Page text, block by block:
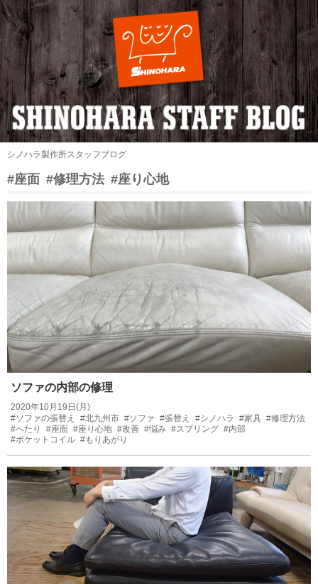
シノハラ製作所スタッフブログ
#座面 #修理方法 #座り心地
ソファの内部の修理
2020年10月19日(月)
#ソファの張替え
#北九州市 #ソファ #張替え #シノハラ #家具 #修理方法
#へたり
#座面 #座り心地 #改善 #悩み #スプリング #内部
#ポケットコイル #もりあがり